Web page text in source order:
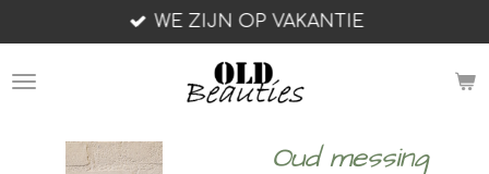
direct
naar
WE ZIJN OP VAKANTIE
Oud messing